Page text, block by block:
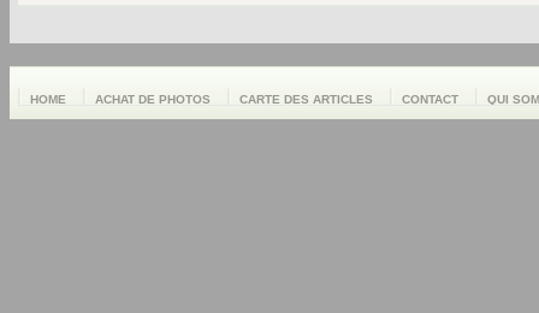
HOME ACHAT DE PHOTOS CARTE DES ARTICLES CONTACT QUI